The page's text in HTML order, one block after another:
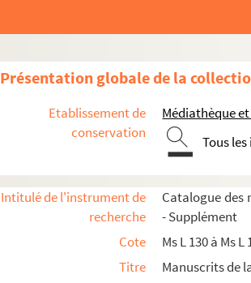
Présentation globale de la
Etablissement de
conservation
Médiathèque
Tous
Intitulé de l'instrument de
recherche
Catalogue des
- Supplément
Cote
Ms L 130 à Ms
Titre
Manuscrits de
Ms Fr 58. Les papiers secrets de Salvandy
Ms Fr 60. Croissance et mobilité dans les
Ms Fr 61. Papiers - Correspondance Le
Ms Fr 62. La châsse de Saint-Taurin
Ms Fr 63. Journal de la bibliothèque
Ms Fr 63 bis. Bibliothèque municipale
Ms Fr 64. Bibliothèque municipale
Ms Fr 65. Dossier Géricault